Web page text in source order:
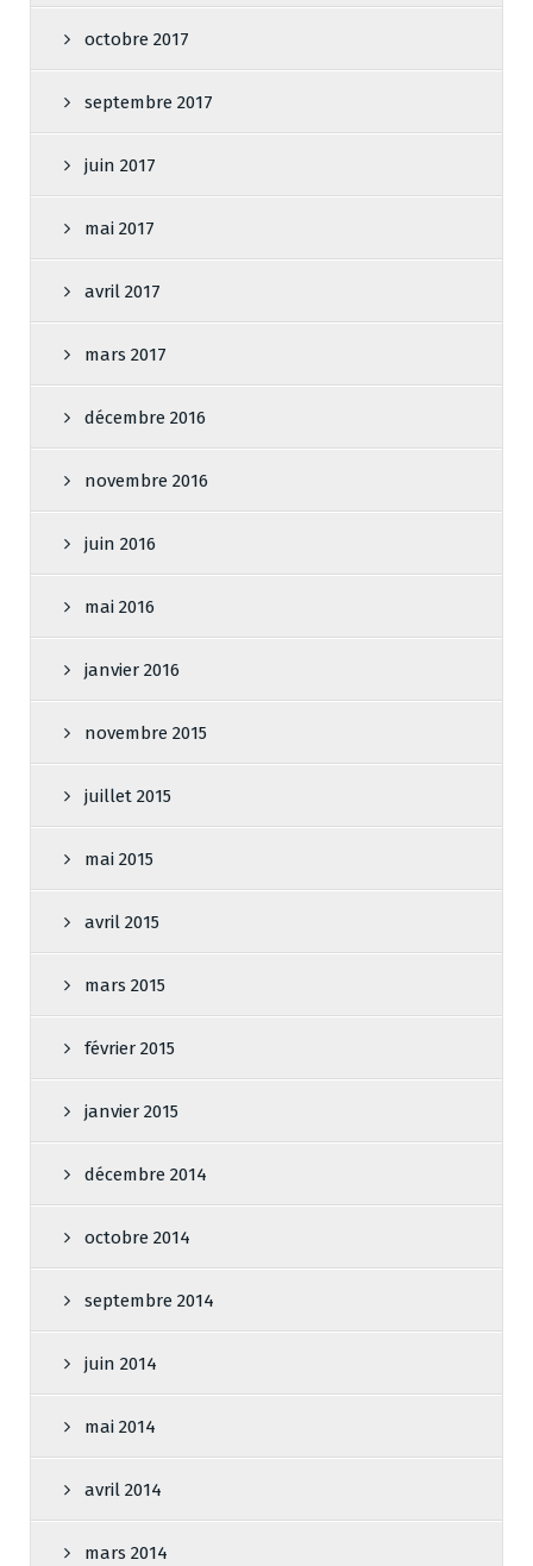
octobre 2017
septembre 2017
juin 2017
mai 2017
avril 2017
mars 2017
décembre 2016
novembre 2016
juin 2016
mai 2016
janvier 2016
novembre 2015
juillet 2015
mai 2015
avril 2015
mars 2015
février 2015
janvier 2015
décembre 2014
octobre 2014
septembre 2014
juin 2014
mai 2014
avril 2014
mars 2014